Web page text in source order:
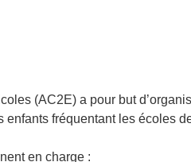
(AC2E) a pour but
enfants fréquentant les écoles
en charge :